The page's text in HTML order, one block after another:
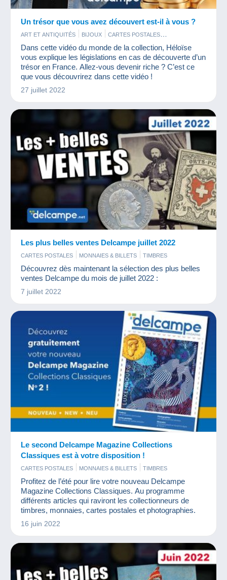
Un trésor que vous avez découvert est-il à vous ?
ART ET ANTIQUITÉS BIJOUX
CARTES POSTALES
MONNAIES & BILLETS
TIMBRES
Dans cette vidéo du monde de la collection, Héloïse
vous explique les législations en cas de découverte d’un
trésor en France. Allez-vous devenir riche ? C’est ce
que vous découvrirez dans cette vidéo !
27 juillet 2022
Les plus belles ventes Delcampe juillet 2022
CARTES POSTALES MONNAIES & BILLETS TIMBRES
Découvrez dès maintenant la sélection des plus belles
ventes Delcampe du mois de juillet 2022 :
7 juillet 2022
Le second Delcampe Magazine Collections
Classiques est à votre disposition !
CARTES POSTALES MONNAIES & BILLETS TIMBRES
Profitez de l’été pour lire votre nouveau Delcampe
Magazine Collections Classiques. Au programme
différents articles qui raviront les collectionneurs de
timbres, monnaies, cartes postales et photographies.
16 juin 2022